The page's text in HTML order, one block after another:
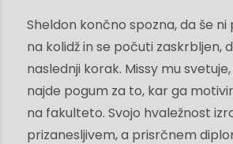
Sheldon končno spozna, da še
na kolidž in se počuti zaskrbljen,
naslednji korak. Missy mu
najde pogum za to, kar ga
na fakulteto. Svojo hvaležnost
prizanesljivem, a prisrčnem